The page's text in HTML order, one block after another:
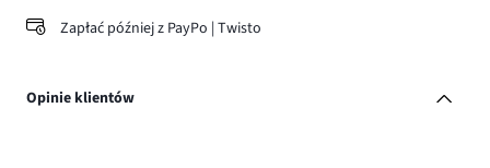
Zapłać później z PayPo | Twisto
Opinie klientów